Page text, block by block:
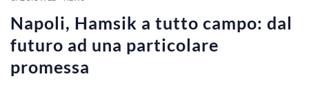
Napoli, Hamsik a tutto campo: dal
futuro ad una particolare
promessa